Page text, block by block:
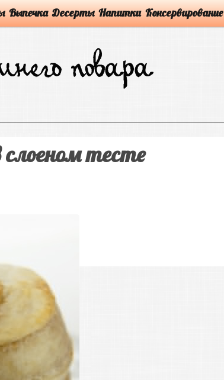
Выпечка Десерты Напитки Консервирование
слоеном тесте